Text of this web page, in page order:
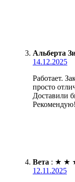
Альберта
14.12.2025
Работает.
просто
Доставили
Рекомендую!
Вета : ★ ★
12.11.2025